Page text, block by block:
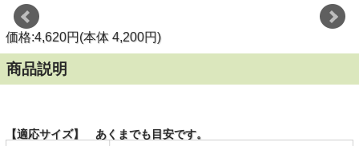
価格:4,620円(本体 4,200円)
商品説明
【適応サイズ】 あくまでも目安です。